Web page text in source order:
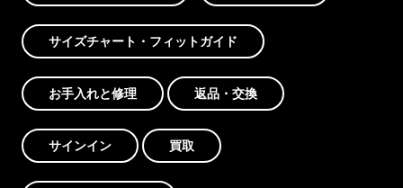
サイズチャート・フィットガイド
お手入れと修理 返品・交換
サインイン 買取